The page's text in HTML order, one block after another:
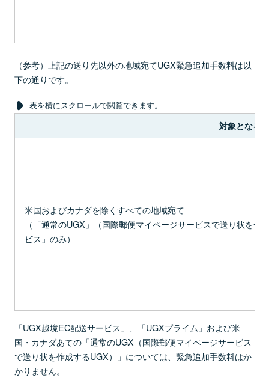
（参考）上記の送り先以外の地域宛てUGX緊急追加手数料は以
下の通りです。
表を横にスクロールで閲覧できます。
対象となる
米国およびカナダを除くすべての地域宛て
（「通常のUGX」（国際郵便マイページサービスで送り状を
ビス」のみ）
「UGX越境EC配送サービス」、「UGXプライム」および米
国・カナダあての「通常のUGX（国際郵便マイページサービス
で送り状を作成するUGX）」については、緊急追加手数料はか
かりません。